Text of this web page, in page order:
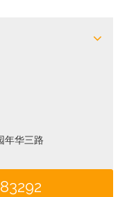
年华三路